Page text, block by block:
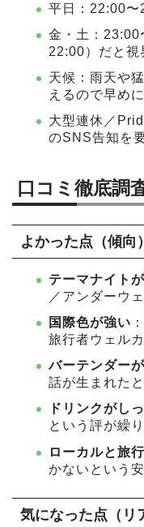
平日：22:00〜
金・土：23:00
22:00）だと視
天候：雨天や
えるので早め
大型連休／
のSNS告知を
口コミ徹底調
よかった点（傾向）
テーマナイト
／アンダーウ
国際色が強い
旅行者ウェル
バーテンダー
話が生まれた
ドリンクがし
という評が繰
ローカルと旅
かないという安
気になった点（リ